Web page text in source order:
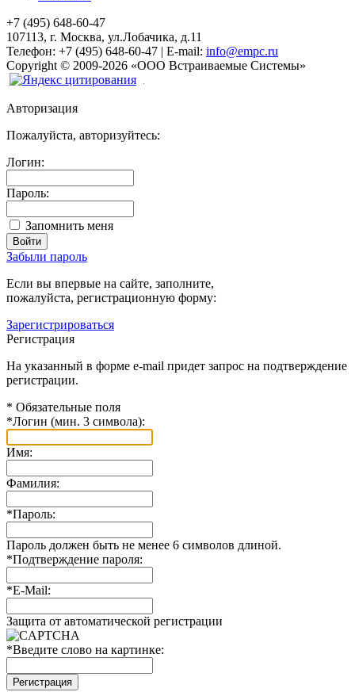
+7 (495) 648-60-47
107113, г. Москва, ул.Лобачика, д.11
Телефон: +7 (495) 648-60-47 | E-mail: info@empc.ru
Copyright © 2009-2026 «ООО Встраиваемые Системы»
Авторизация
Пожалуйста, авторизуйтесь:
Логин:
Пароль:
Запомнить меня
Забыли пароль
Если вы впервые на сайте, заполните,
пожалуйста, регистрационную форму:
Зарегистрироваться
Регистрация
На указанный в форме e-mail придет запрос на подтверждение
регистрации.
* Обязательные поля
*Логин (мин. 3 символа):
Имя:
Фамилия:
*Пароль:
Пароль должен быть не менее 6 символов длиной.
*Подтверждение пароля:
*E-Mail:
Защита от автоматической регистрации
*Введите слово на картинке: